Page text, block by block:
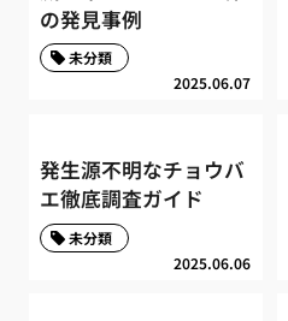
の発見事例
2025.06.07
未分類
発生源不明なチョウバ
エ徹底調査ガイド
2025.06.06
未分類